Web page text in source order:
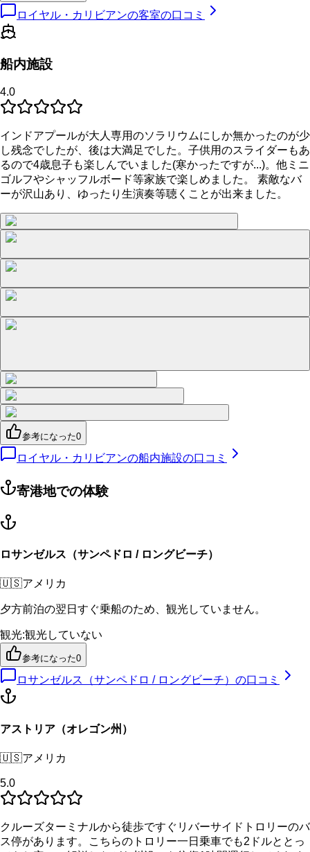
ロイヤル・カリビアンの客室の口コミ
船内施設
4.0
インドアプールが大人専用のソラリウムにしか無かったのが少
し残念でしたが、後は大満足でした。子供用のスライダーもあ
るので4歳息子も楽しんでいました(寒かったですが...)。他ミニ
ゴルフやシャッフルボード等家族で楽しめました。 素敵なバ
ーが沢山あり、ゆったり生演奏等聴くことが出来ました。
参考になった0
ロイヤル・カリビアンの船内施設の口コミ
寄港地での体験
ロサンゼルス（サンペドロ / ロングビーチ）
🇺🇸アメリカ
夕方前泊の翌日すぐ乗船のため、観光していません。
観光:観光していない
参考になった0
ロサンゼルス（サンペドロ / ロングビーチ） の口コミ
アストリア（オレゴン州）
🇺🇸アメリカ
5.0
クルーズターミナルから徒歩ですぐリバーサイドトロリーのバ
ス停があります。こちらのトロリー一日乗車でも2ドルととっ